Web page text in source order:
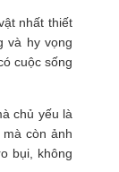
nhất thiết
và hy vọng
cuộc sống
chủ yếu là
còn ảnh
bụi, không